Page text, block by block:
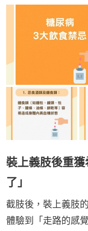
裝上義肢後重
了」
截肢後，裝上義肢
體驗到「走路的感